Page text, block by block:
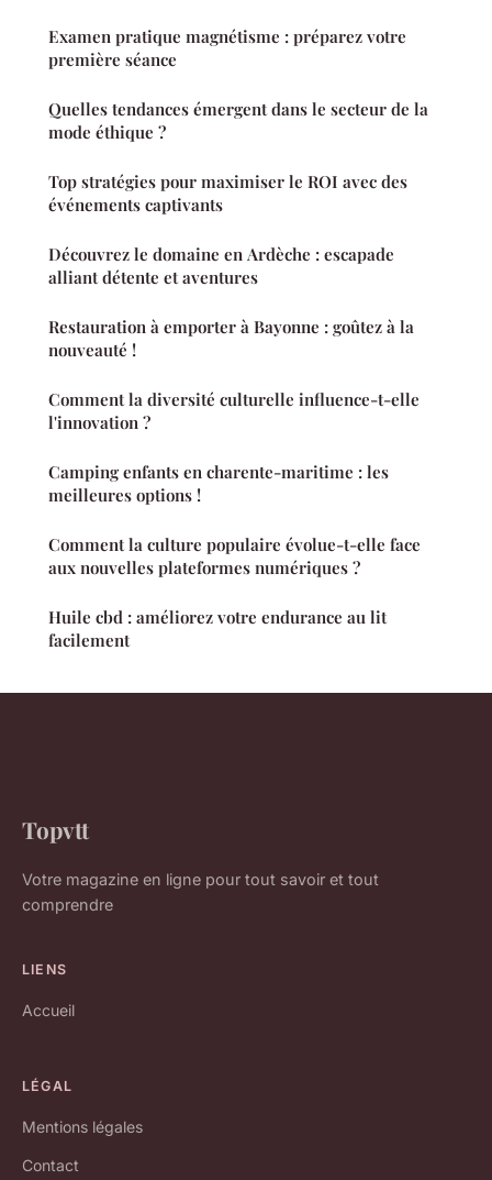
Examen pratique magnétisme : préparez votre
première séance
Quelles tendances émergent dans le secteur de la
mode éthique ?
Top stratégies pour maximiser le ROI avec des
événements captivants
Découvrez le domaine en Ardèche : escapade
alliant détente et aventures
Restauration à emporter à Bayonne : goûtez à la
nouveauté !
Comment la diversité culturelle influence-t-elle
l'innovation ?
Camping enfants en charente-maritime : les
meilleures options !
Comment la culture populaire évolue-t-elle face
aux nouvelles plateformes numériques ?
Huile cbd : améliorez votre endurance au lit
facilement
Topvtt
Votre magazine en ligne pour tout savoir et tout
comprendre
LIENS
Accueil
LÉGAL
Mentions légales
Contact